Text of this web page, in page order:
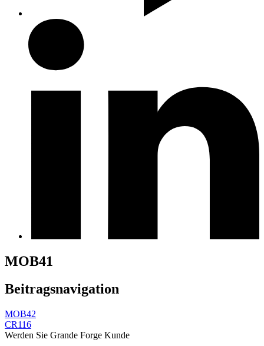
MOB41
Beitragsnavigation
MOB42
CR116
Werden Sie Grande Forge Kunde